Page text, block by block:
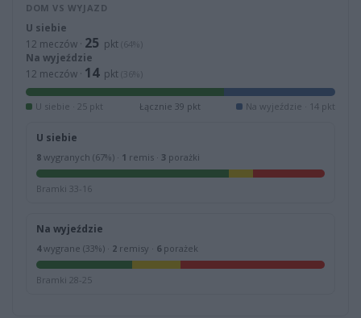
DOM VS WYJAZD
U siebie
12 meczów · 25 pkt (64%)
Na wyjeździe
12 meczów · 14 pkt (36%)
U siebie · 25 pkt Łącznie 39 pkt Na wyjeździe · 14 pkt
U siebie
8 wygranych (67%) · 1 remis · 3 porażki
Bramki 33-16
Na wyjeździe
4wygrane (33%) · 2 remisy · 6porażek
Bramki 28-25